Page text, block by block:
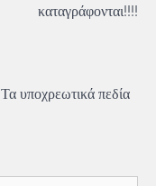
καταγράφονται!!!!
Τα υποχρεωτικά πεδία